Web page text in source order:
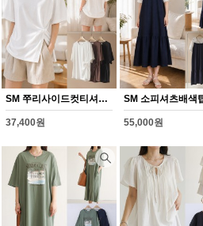
SM 쭈리사이드컷티셔츠(Y367H608)
37,400원 55,000원